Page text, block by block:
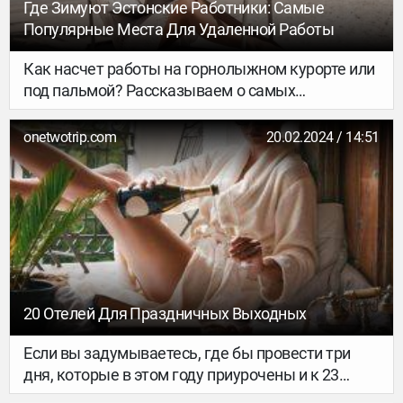
Где Зимуют Эстонские Работники: Самые
Популярные Места Для Удаленной Работы
Как насчет работы на горнолыжном курорте или
под пальмой? Рассказываем о самых
популярных местах для удаленной работы.
onetwotrip.com 20.02.2024 / 14:51
20 Отелей Для Праздничных Выходных
Если вы задумываетесь, где бы провести три
дня, которые в этом году приурочены и к 23
Февраля, и к 8 Марта, у нас есть ответ. Выберите